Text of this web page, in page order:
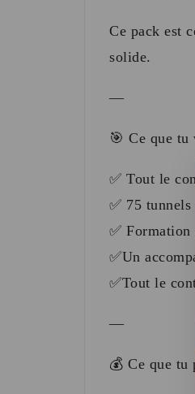
Ce pack est
solide.
—
🎯 Ce que tu
✅ Tout le
✅ 75 tunnels
✅ Formation
✅Un
✅Tout le
—
💰 Ce que tu